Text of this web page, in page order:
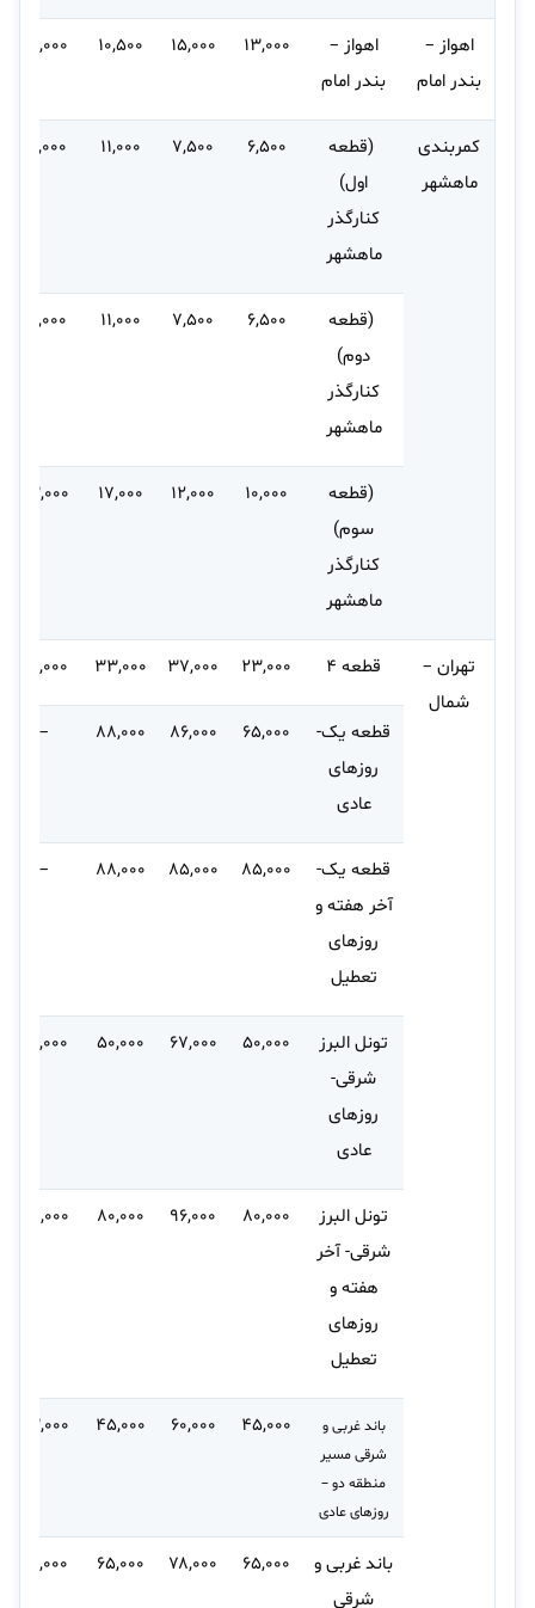
اهواز –
بندر امام
اهواز –
بندر امام
۱۳,۰۰۰ ۱۵,۰۰۰ ۱۰,۵۰۰ ۲۴,۰۰۰
کمربندی
ماهشهر
(قطعه
اول)
کنارگذر
ماهشهر
۶,۵۰۰ ۷,۵۰۰ ۱۱,۰۰۰ ۱۵,۰۰۰
(قطعه
دوم)
کنارگذر
ماهشهر
۶,۵۰۰ ۷,۵۰۰ ۱۱,۰۰۰ ۱۵,۰۰۰
(قطعه
سوم)
کنارگذر
ماهشهر
۱۰,۰۰۰ ۱۲,۰۰۰ ۱۷,۰۰۰ ۲۳,۰۰۰
تهران –
شمال
قطعه ۴ ۲۳,۰۰۰ ۳۷,۰۰۰ ۳۳,۰۰۰ ۴۶,۰۰۰
قطعه یک-
روزهای
عادی
۶۵,۰۰۰ ۸۶,۰۰۰ ۸۸,۰۰۰ –
قطعه یک-
آخر هفته و
روزهای
تعطیل
۸۵,۰۰۰ ۸۵,۰۰۰ ۸۸,۰۰۰ –
تونل البرز
شرقی-
روزهای
عادی
۵۰,۰۰۰ ۶۷,۰۰۰ ۵۰,۰۰۰ ۵۹,۰۰۰
تونل البرز
شرقی- آخر
هفته و
روزهای
تعطیل
۸۰,۰۰۰ ۹۶,۰۰۰ ۸۰,۰۰۰ ۸۸,۰۰۰
باند غربی و
شرقی مسیر
منطقه دو –
روزهای عادی
۴۵,۰۰۰ ۶۰,۰۰۰ ۴۵,۰۰۰ ۵۳,۰۰۰
باند غربی و
شرقی
۶۵,۰۰۰ ۷۸,۰۰۰ ۶۵,۰۰۰ ۷۲,۰۰۰